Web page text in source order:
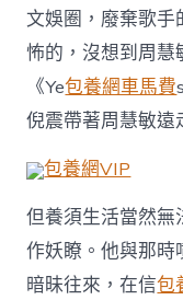
文娛圈，廢棄歌
怖的，沒想到周慧
《Ye包養網車馬費
倪震帶著周慧敏遠
包養網VIP
但養須生活當然
作妖瞭。他與那時
暗昧往來，在信包